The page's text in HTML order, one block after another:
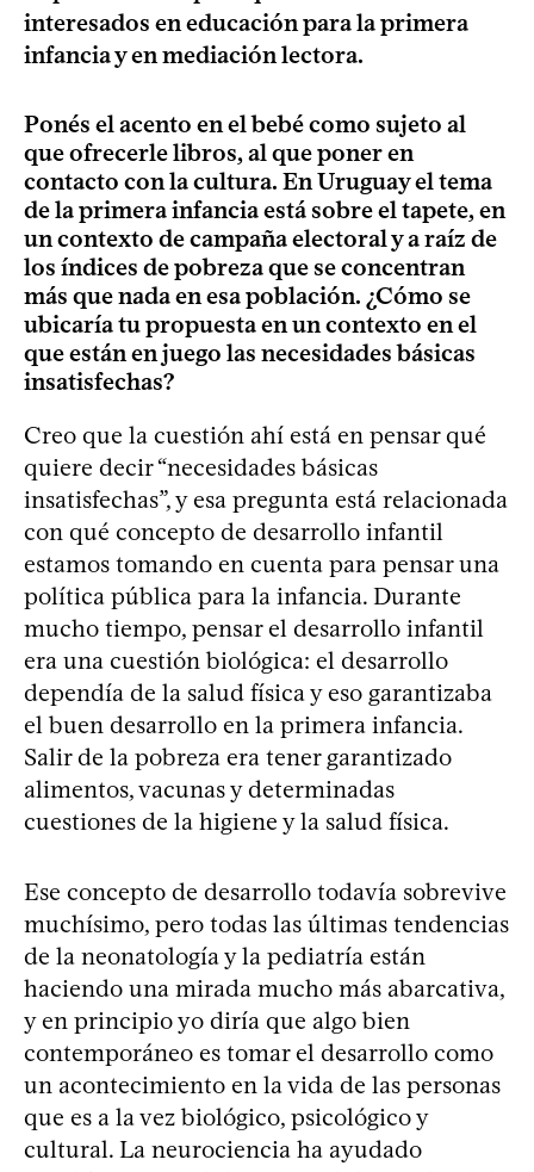
interesados en educación para la primera
infancia y en mediación lectora.
Ponés el acento en el bebé como sujeto al
que ofrecerle libros, al que poner en
contacto con la cultura. En Uruguay el tema
de la primera infancia está sobre el tapete, en
un contexto de campaña electoral y a raíz de
los índices de pobreza que se concentran
más que nada en esa población. ¿Cómo se
ubicaría tu propuesta en un contexto en el
que están en juego las necesidades básicas
insatisfechas?
Creo que la cuestión ahí está en pensar qué
quiere decir “necesidades básicas
insatisfechas”, y esa pregunta está relacionada
con qué concepto de desarrollo infantil
estamos tomando en cuenta para pensar una
política pública para la infancia. Durante
mucho tiempo, pensar el desarrollo infantil
era una cuestión biológica: el desarrollo
dependía de la salud física y eso garantizaba
el buen desarrollo en la primera infancia.
Salir de la pobreza era tener garantizado
alimentos, vacunas y determinadas
cuestiones de la higiene y la salud física.
Ese concepto de desarrollo todavía sobrevive
muchísimo, pero todas las últimas tendencias
de la neonatología y la pediatría están
haciendo una mirada mucho más abarcativa,
y en principio yo diría que algo bien
contemporáneo es tomar el desarrollo como
un acontecimiento en la vida de las personas
que es a la vez biológico, psicológico y
cultural. La neurociencia ha ayudado